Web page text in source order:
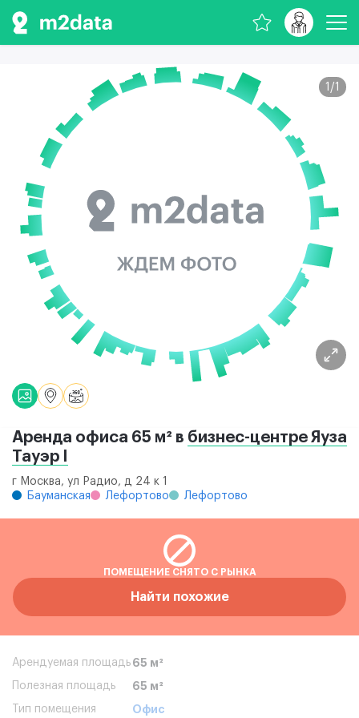
1 /1
Аренда офиса 65 м² в бизнес-центре Яуза
Тауэр I
г Москва, ул Радио, д 24 к 1
Бауманская
Лефортово Лефортово
ПОМЕЩЕНИЕ СНЯТО С РЫНКА
Найти похожие
Арендуемая площадь 65 м²
Полезная площадь 65 м²
Тип помещения Офис